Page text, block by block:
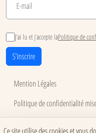
J’ai lu et j’accepte laPolitique de
S'inscrire
Mention Légales
Politique de confidentialité
Ce site utilise des cookies et vous